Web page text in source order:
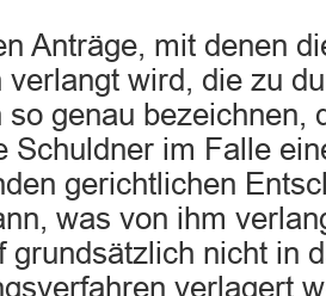
Anträge, mit denen
verlangt wird, die zu
so genau bezeichnen,
Schuldner im Falle
gerichtlichen
was von ihm
grundsätzlich nicht in
verlagert